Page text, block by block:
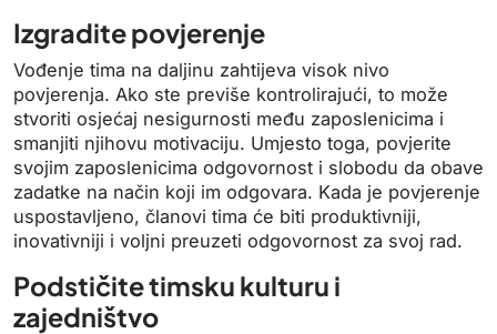
Izgradite povjerenje
Vođenje tima na daljinu zahtijeva visok nivo
povjerenja. Ako ste previše kontrolirajući, to može
stvoriti osjećaj nesigurnosti među zaposlenicima i
smanjiti njihovu motivaciju. Umjesto toga, povjerite
svojim zaposlenicima odgovornost i slobodu da obave
zadatke na način koji im odgovara. Kada je povjerenje
uspostavljeno, članovi tima će biti produktivniji,
inovativniji i voljni preuzeti odgovornost za svoj rad.
Podstičite timsku kulturu i
zajedništvo